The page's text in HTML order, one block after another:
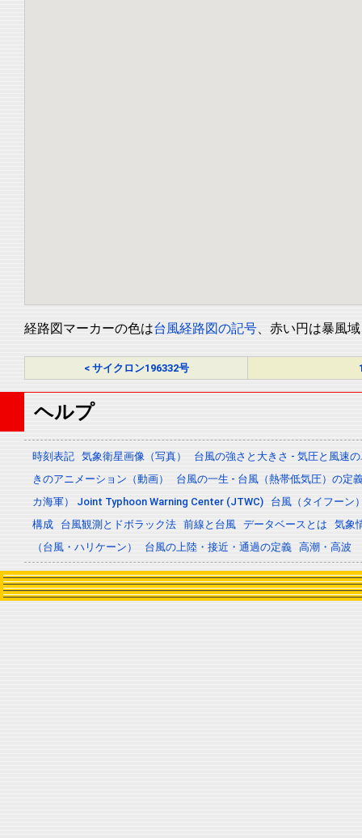
経路図マーカーの色は台風経路図の記号、赤い円は暴風
< サイクロン196332号
ヘルプ
時刻表記 気象衛星画像（写真）
台風の強さと大きさ - 気圧と風速
きのアニメーション（動画）
台風の一生 - 台風（熱帯低気圧）の定
カ海軍） Joint Typhoon Warning Center (JTWC)
台風（タイフーン
構成
台風観測とドボラック法 前線と台風 データベースとは
気象
（台風・ハリケーン）
台風の上陸・接近・通過の定義 高潮・高波